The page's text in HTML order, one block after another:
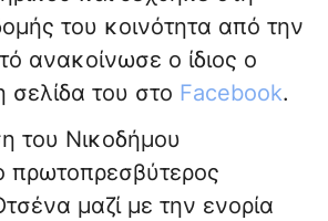
του κοινότητα από την
ανακοίνωσε ο ίδιος ο
σελίδα του στο Facebook.
του Νικοδήμου
μαζί με την ενορία